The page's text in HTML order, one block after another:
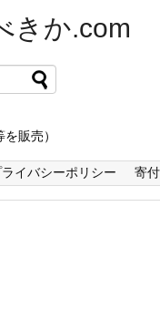
きか.com
を販売）
ライバシーポリシー 寄